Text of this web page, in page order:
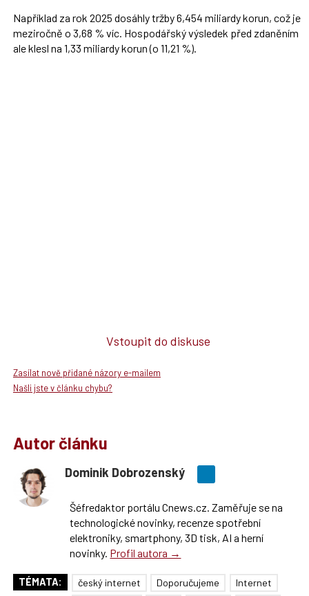
Například za rok 2025 dosáhly tržby 6,454 miliardy korun, což je
meziročně o 3,68 % víc. Hospodářský výsledek před zdaněním
ale klesl na 1,33 miliardy korun (o 11,21 %).
Vstoupit do diskuse
Zasílat nově přidané názory e-mailem
Našli jste v článku chybu?
Autor článku
Dominik Dobrozenský
Šéfredaktor portálu Cnews.cz. Zaměřuje se na
technologické novinky, recenze spotřební
elektroniky, smartphony, 3D tisk, AI a herní
novinky. Profil autora →
TÉMATA: český internet Doporučujeme
Internet